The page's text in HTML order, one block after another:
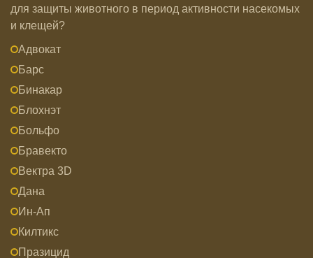
для защиты животного в период активности насекомых
и клещей?
Адвокат
Барс
Бинакар
Блохнэт
Больфо
Бравекто
Вектра 3D
Дана
Ин-Ап
Килтикс
Празицид